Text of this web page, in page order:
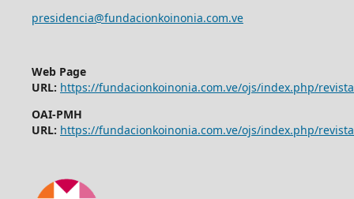
presidencia@fundacionkoinonia.com.ve
Web Page
URL: https://fundacionkoinonia.com.ve/ojs/index.php/
OAI-PMH
URL: https://fundacionkoinonia.com.ve/ojs/index.php/